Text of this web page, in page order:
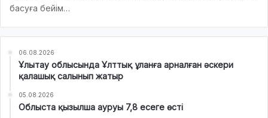
басуға бейім…
06.08.2026
Ұлытау облысында Ұлттық ұланға арналған әскери
қалашық салынып жатыр
05.08.2026
Облыста қызылша ауруы 7,8 есеге өсті